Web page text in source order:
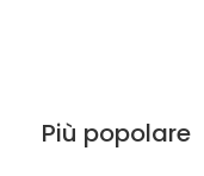
Più popolare